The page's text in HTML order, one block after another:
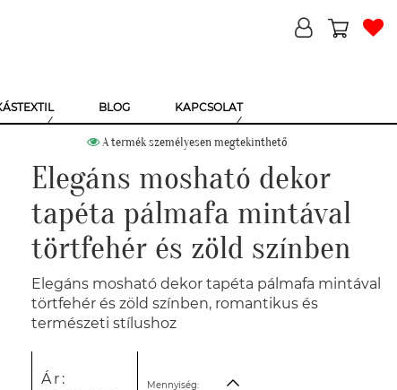
BLOG KAPCSOLAT
A termék személyesen megtekinthető
Elegáns mosható dekor
tapéta pálmafa mintával
törtfehér és zöld színben
Elegáns mosható dekor tapéta pálmafa mintával
törtfehér és zöld színben, romantikus és
természeti stílushoz
Ár: Mennyiség: